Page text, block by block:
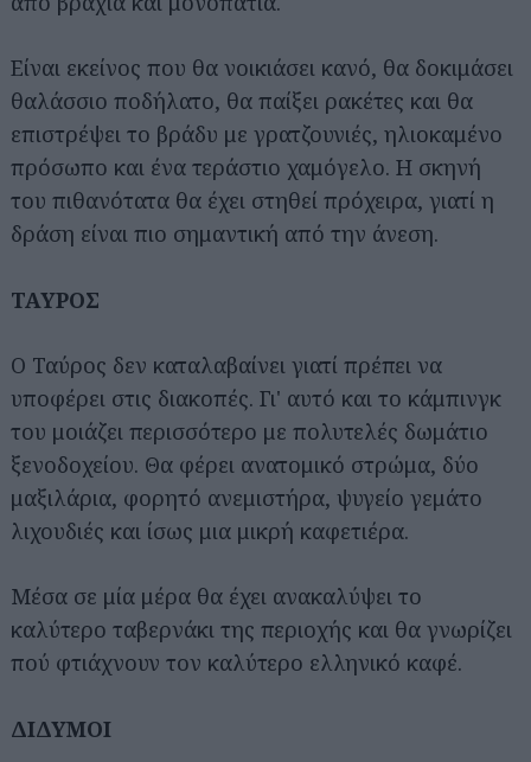
Είναι εκείνος που θα νοικιάσει κανό, θα δοκιμάσει
θαλάσσιο ποδήλατο, θα παίξει ρακέτες και θα
επιστρέψει το βράδυ με γρατζουνιές, ηλιοκαμένο
πρόσωπο και ένα τεράστιο χαμόγελο. Η σκηνή
του πιθανότατα θα έχει στηθεί πρόχειρα, γιατί η
δράση είναι πιο σημαντική από την άνεση.
ΤΑΥΡΟΣ
Ο Ταύρος δεν καταλαβαίνει γιατί πρέπει να
υποφέρει στις διακοπές. Γι' αυτό και το κάμπινγκ
του μοιάζει περισσότερο με πολυτελές δωμάτιο
ξενοδοχείου. Θα φέρει ανατομικό στρώμα, δύο
μαξιλάρια, φορητό ανεμιστήρα, ψυγείο γεμάτο
λιχουδιές και ίσως μια μικρή καφετιέρα.
Μέσα σε μία μέρα θα έχει ανακαλύψει το
καλύτερο ταβερνάκι της περιοχής και θα γνωρίζει
πού φτιάχνουν τον καλύτερο ελληνικό καφέ.
ΔΙΔΥΜΟΙ